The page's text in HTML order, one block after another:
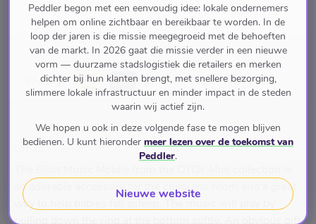
Nursery Music Mobiles
Pay with
Omschrijving
an adorable accessory for the childrens room and a great
way to help babies fall asleep. The music will play by
pulling down the ring at the bottom softly. An obvious gift
Peddler begon met een eenvoudig idee: lokale ondernemers
helpen om online zichtbaar en bereikbaar te worden. In de
loop der jaren is die missie meegegroeid met de behoeften
van de markt. In 2026 gaat die missie verder in een nieuwe
vorm — duurzame stadslogistiek die retailers en merken
dichter bij hun klanten brengt, met snellere bezorging,
slimmere lokale infrastructuur en minder impact in de steden
waarin wij actief zijn.
We hopen u ook in deze volgende fase te mogen blijven
bedienen. U kunt hieronder meer lezen over de toekomst van
Peddler.
Nieuwe website